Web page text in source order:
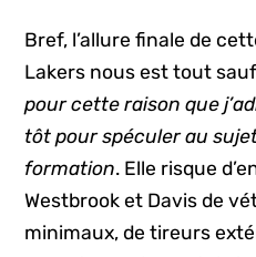
Bref, l’allure finale de
Lakers nous est tout
pour cette raison que
tôt pour spéculer au
formation. Elle risque
Westbrook et Davis de
minimaux, de tireurs